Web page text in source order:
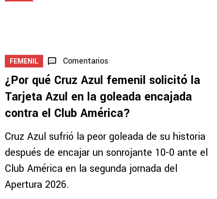
FEMENIL Comentarios
¿Por qué Cruz Azul femenil solicitó la
Tarjeta Azul en la goleada encajada
contra el Club América?
Cruz Azul sufrió la peor goleada de su historia
después de encajar un sonrojante 10-0 ante el
Club América en la segunda jornada del
Apertura 2026.